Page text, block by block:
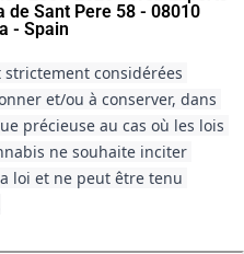
de Sant Pere 58 - 08010
- Spain
considérées
et/ou à conserver, dans
précieuse au cas où les lois
ne souhaite inciter
loi et ne peut être tenu